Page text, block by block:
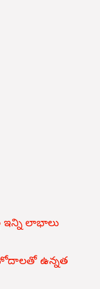
ఇన్ని లాభాలు
ఉన్నత